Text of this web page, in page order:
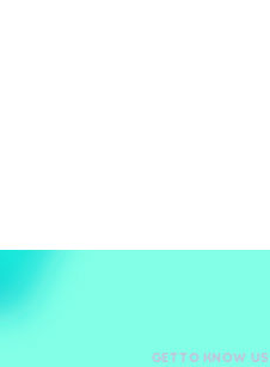
GET TO KNOW US